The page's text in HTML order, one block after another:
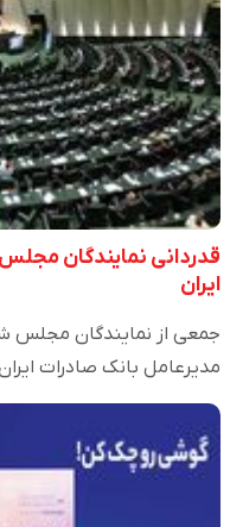
قدردانی نمایندگان مجلس
ایران
جمعی از نمایندگان مجلس
مدیرعامل بانک صادرات